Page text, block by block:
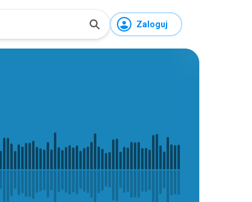
Zaloguj